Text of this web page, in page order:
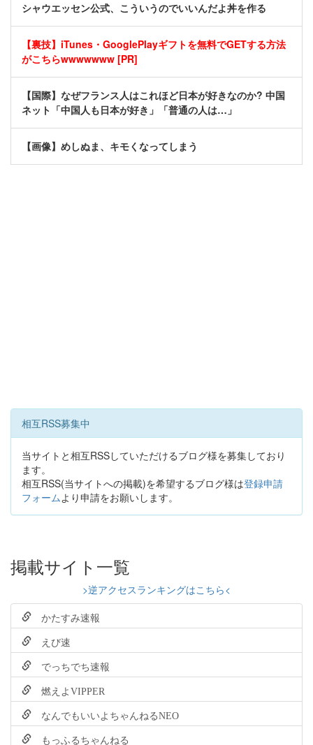
シャウエッセン公式、こういうのでいいんだよ丼を作る
【裏技】iTunes・GooglePlayギフトを無料でGETする方法
がこちらwwwwwww [PR]
【国際】なぜフランス人はこれほど日本が好きなのか? 中国
ネット「中国人も日本が好き」「普通の人は…」
【画像】めしぬま、キモくなってしまう
相互RSS募集中
当サイトと相互RSSしていただけるブログ様を募集しており
ます。
相互RSS(当サイトへの掲載)を希望するブログ様は登録申請
フォームより申請をお願いします。
掲載サイト一覧
>逆アクセスランキングはこちら<
かたすみ速報
えび速
でっちでち速報
燃えよVIPPER
なんでもいいよちゃんねるNEO
もっふるちゃんねる